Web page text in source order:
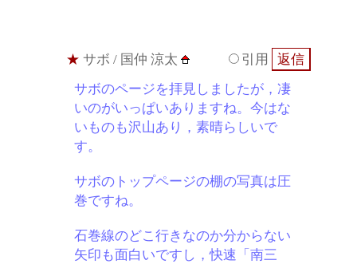
★ サボ / 国仲 涼太
引用
サボのページを拝見しましたが，凄
いのがいっぱいありますね。今はな
いものも沢山あり，素晴らしいで
す。
サボのトップページの棚の写真は圧
巻ですね。
石巻線のどこ行きなのか分からない
矢印も面白いですし，快速「南三